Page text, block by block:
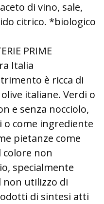
di vino, sale,
citrico. *biologico
PRIME
Italia
è ricca di
italiane. Verdi o
e senza nocciolo,
come ingrediente
pietanze come
non
specialmente
non utilizzo di
di sintesi atti